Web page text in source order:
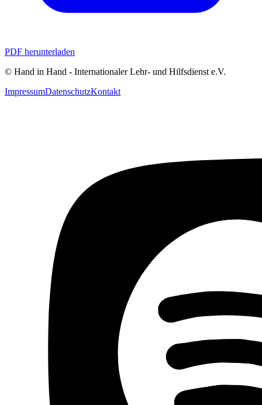
PDF herunterladen
© Hand in Hand - Internationaler Lehr‑ und Hilfsdienst e.V.
ImpressumDatenschutzKontakt